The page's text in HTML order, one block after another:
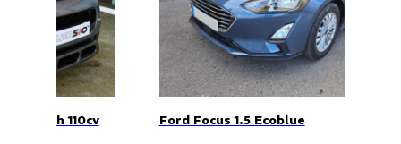
110cv Ford Focus 1.5 Ecoblue